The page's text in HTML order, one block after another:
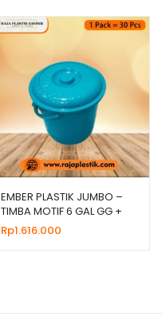
EMBER PLASTIK JUMBO –
TIMBA MOTIF 6 GAL GG +
TTP Dx
Rp1.616.000